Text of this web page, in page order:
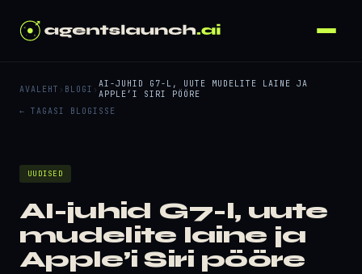
AVALEHT › BLOGI › AI-JUHID G7-L, UUTE MUDELITE LAINE JA
APPLE’I SIRI PÖÖRE
← TAGASI BLOGISSE
UUDISED
AI-juhid G7-l, uute
mudelite laine ja
Apple’i Siri pööre